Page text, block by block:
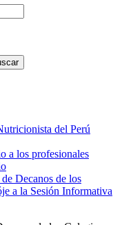
del Perú
a los profesionales
Decanos de los
a la Sesión Informativa